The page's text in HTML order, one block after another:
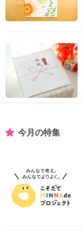
今月の特集